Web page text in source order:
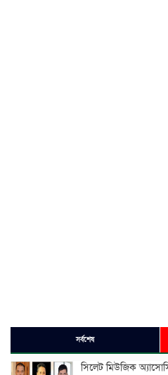
সর্বশেষ
সিলেট মিউজিক